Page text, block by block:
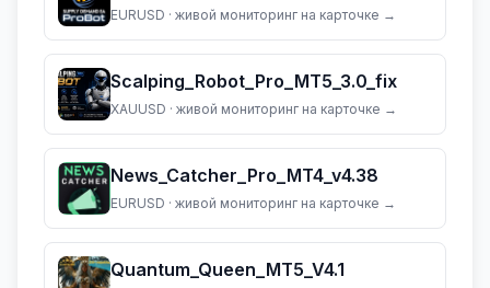
EURUSD · живой мониторинг на карточке →
Scalping_Robot_Pro_MT5_3.0_fix
XAUUSD · живой мониторинг на карточке →
News_Catcher_Pro_MT4_v4.38
EURUSD · живой мониторинг на карточке →
Quantum_Queen_MT5_V4.1